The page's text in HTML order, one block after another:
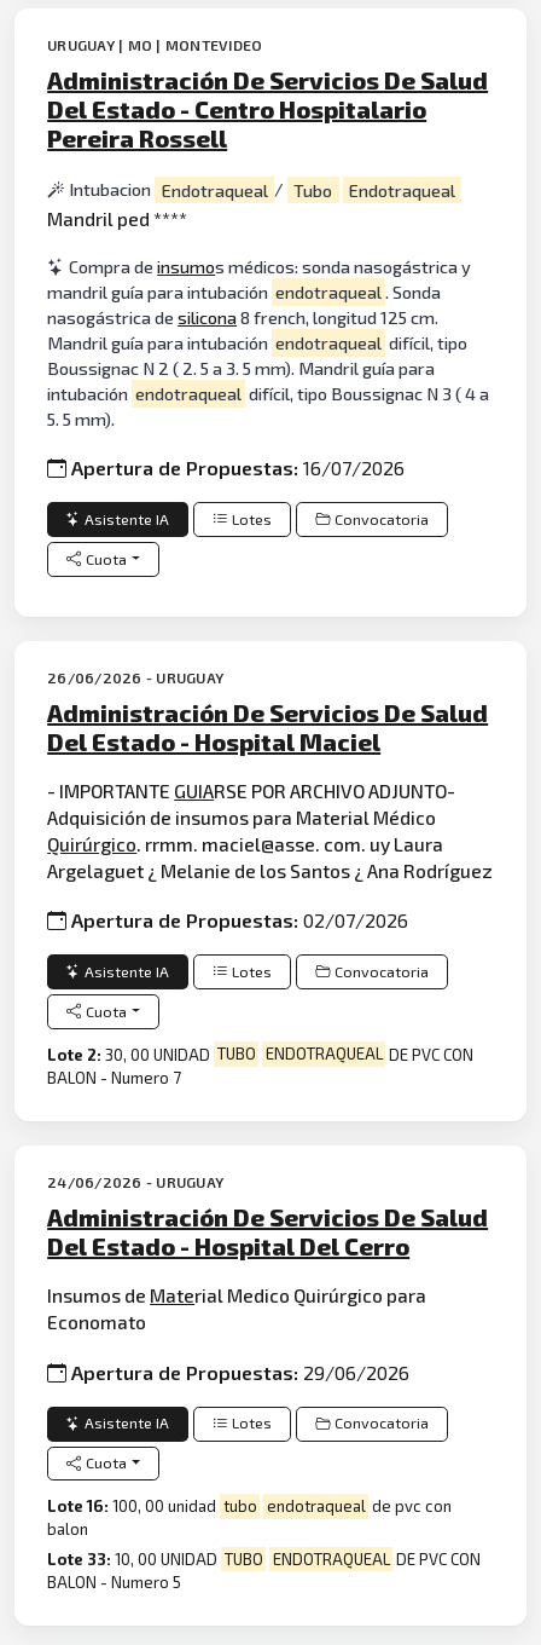
URUGUAY | MO | MONTEVIDEO
Administración De Servicios De Salud
Del Estado - Centro Hospitalario
Pereira Rossell
Intubacion Endotraqueal / Tubo Endotraqueal
Mandril ped ****
Compra deinsumos médicos: sonda nasogástrica y
mandril guía para intubación endotraqueal. Sonda
nasogástrica desilicona8 french, longitud 125 cm.
Mandril guía para intubación endotraqueal difícil, tipo
Boussignac N 2 ( 2. 5 a 3. 5 mm). Mandril guía para
intubación endotraqueal difícil, tipo Boussignac N 3 ( 4 a
5. 5 mm).
Apertura de Propuestas:16/07/2026
Asistente IA Lotes Convocatoria
Cuota
26/06/2026 - URUGUAY
Administración De Servicios De Salud
Del Estado - Hospital Maciel
- IMPORTANTE GUIARSE POR ARCHIVO ADJUNTO-
Adquisición de insumos para Material Médico
Quirúrgico. rrmm. maciel@asse. com. uy Laura
Argelaguet ¿ Melanie de los Santos ¿ Ana Rodríguez
Apertura de Propuestas:02/07/2026
Asistente IA Lotes Convocatoria
Cuota
Lote 2:30, 00 UNIDAD TUBO ENDOTRAQUEAL DE PVC CON
BALON - Numero 7
24/06/2026 - URUGUAY
Administración De Servicios De Salud
Del Estado - Hospital Del Cerro
Insumos de Material Medico Quirúrgico para
Economato
Apertura de Propuestas: 29/06/2026
Asistente IA Lotes Convocatoria
Cuota
Lote 16:100, 00 unidad tubo endotraqueal de pvc con
balon
Lote 33:10, 00 UNIDAD TUBO ENDOTRAQUEAL DE PVC CON
BALON - Numero 5